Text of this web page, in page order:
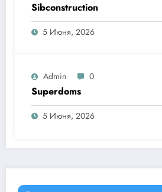
Sibconstruction
5 Июня, 2026
Admin 0
Superdoms
5 Июня, 2026